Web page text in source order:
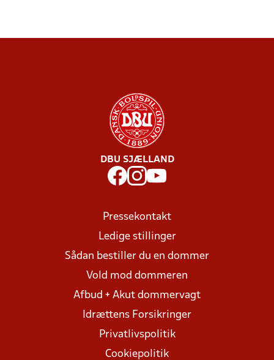
DBU SJÆLLAND
Pressekontakt
Ledige stillinger
Sådan bestiller du en dommer
Vold mod dommeren
Afbud + Akut dommervagt
Idrættens Forsikringer
Privatlivspolitik
Cookiepolitik